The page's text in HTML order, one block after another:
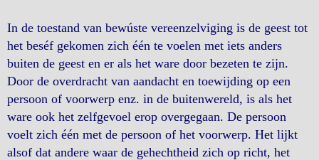
In de toestand van bewúste vereenzelviging is de geest tot
het beséf gekomen zich één te voelen met iets anders
buiten de geest en er als het ware door bezeten te zijn.
Door de overdracht van aandacht en toewijding op een
persoon of voorwerp enz. in de buitenwereld, is als het
ware ook het zelfgevoel erop overgegaan. De persoon
voelt zich één met de persoon of het voorwerp. Het lijkt
alsof dat andere waar de gehechtheid zich op richt, het